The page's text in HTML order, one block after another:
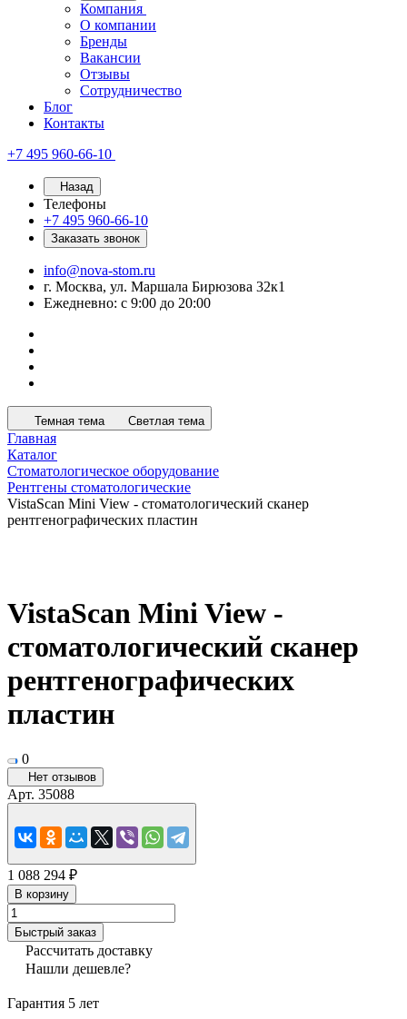
Компания
О компании
Бренды
Вакансии
Отзывы
Сотрудничество
Блог
Контакты
+7 495 960-66-10
Назад
Телефоны
+7 495 960-66-10
Заказать звонок
info@nova-stom.ru
г. Москва, ул. Маршала Бирюзова 32к1
Ежедневно: с 9:00 до 20:00
Темная тема Светлая тема
Главная
Каталог
Стоматологическое оборудование
Рентгены стоматологические
VistaScan Mini View - стоматологический сканер
рентгенографических пластин
VistaScan Mini View -
стоматологический сканер
рентгенографических
пластин
0
Нет отзывов
Арт. 35088
1 088 294 ₽
В корзину
Быстрый заказ
Рассчитать доставку
Нашли дешевле?
Гарантия 5 лет